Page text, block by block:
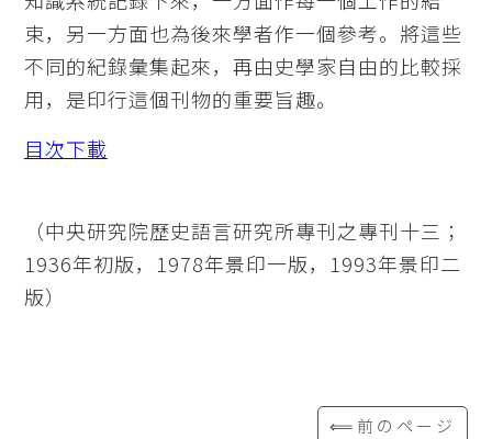
束，另一方面也為後來學者作一個參考。將這些
不同的紀錄彙集起來，再由史學家自由的比較採
用，是印行這個刊物的重要旨趣。
目次下載
（中央研究院歷史語言研究所專刊之專刊十三；
1936年初版，1978年景印一版，1993年景印二
版）
⟸前のページ